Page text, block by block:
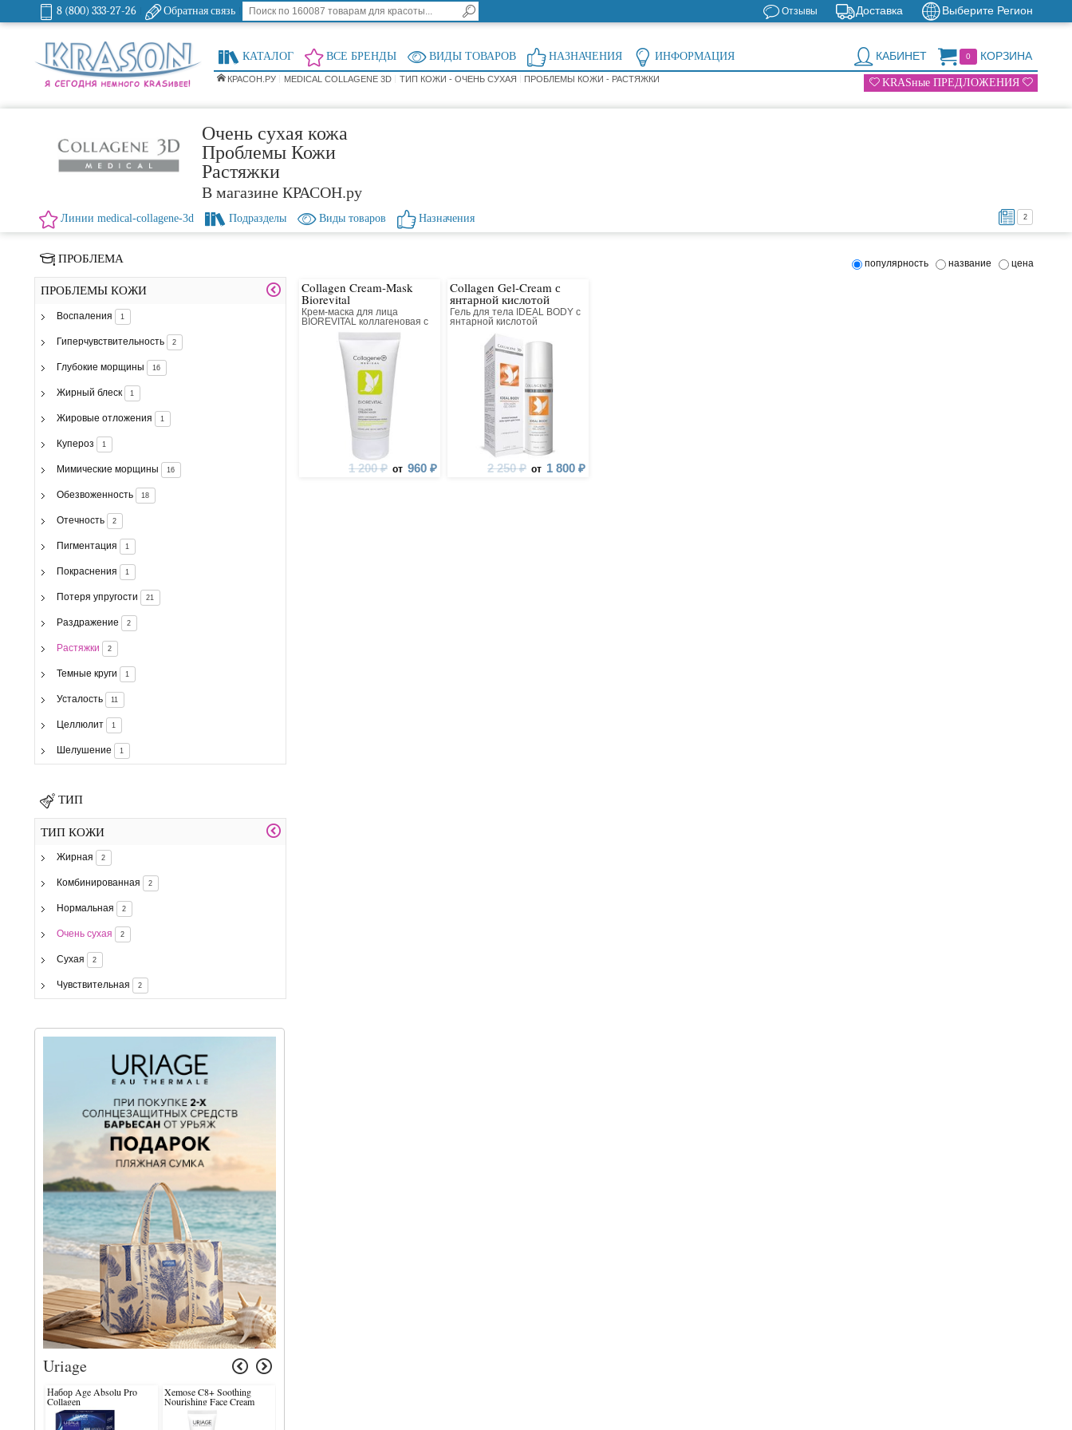
8 (800) 333-27-26 Обратная связь Выберите Регион
Доставка
Отзывы
0 КОРЗИНА
КАБИНЕТ
КАТАЛОГ ВСЕ БРЕНДЫ ВИДЫ ТОВАРОВ НАЗНАЧЕНИЯ ИНФОРМАЦИЯ
КРАСОН.РУ MEDICAL COLLAGENE 3D ТИП КОЖИ - ОЧЕНЬ СУХАЯ ПРОБЛЕМЫ КОЖИ - РАСТЯЖКИ KRASные ПРЕДЛОЖЕНИЯ
Очень сухая кожа
Проблемы Кожи
Растяжки
В магазине КРАСОН.ру
2
Линии medical-collagene-3d Подразделы Виды товаров Назначения
ПРОБЛЕМА
ПРОБЛЕМЫ КОЖИ
Воспаления 1
Гиперчувствительность 2
Глубокие морщины 16
Жирный блеск 1
Жировые отложения 1
Купероз 1
Мимические морщины 16
Обезвоженность 18
Отечность 2
Пигментация 1
Покраснения 1
Потеря упругости 21
Раздражение 2
Растяжки 2
Темные круги 1
Усталость 11
Целлюлит 1
Шелушение 1
ТИП
ТИП КОЖИ
Жирная 2
Комбинированная 2
Нормальная 2
Очень сухая 2
Сухая 2
Чувствительная 2
Uriage
Набор Age Absolu Pro
Collagen
Xemose C8+ Soothing
Nourishing Face Cream
популярность название цена
Collagen Cream-Mask
Biorevital
Крем-маска для лица
BIOREVITAL коллагеновая с
восстанавливающим
комплексом
1 200 ₽ от 960 ₽
Collagen Gel-Cream с
янтарной кислотой
Гель для тела IDEAL BODY с
янтарной кислотой
коллагеновый
2 250 ₽ от 1 800 ₽